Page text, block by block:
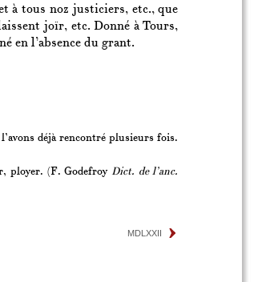
à tous noz justiciers, etc., que
joïr, etc. Donné à Tours,
en l’absence du grant.
déjà rencontré plusieurs fois.
ployer. (F. Godefroy Dict. de l’anc.
MDLXXII